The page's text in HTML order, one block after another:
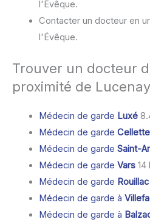
l'Évêque.
Contacter un docteur en
l'Évêque.
Trouver un docteur
proximité de
Médecin de garde Luxé
Médecin de garde
Médecin de garde Saint-
Médecin de garde Vars14
Médecin de garde Rouillac
Médecin de garde à
Médecin de garde à